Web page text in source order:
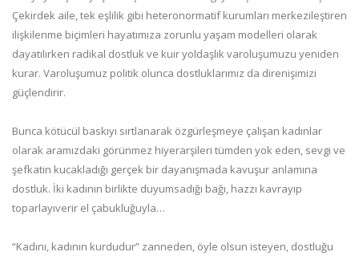
Çekirdek aile, tek eşlilik gibi heteronormatif kurumları merkezileştiren
ilişkilenme biçimleri hayatımıza zorunlu yaşam modelleri olarak
dayatılırken radikal dostluk ve kuir yoldaşlık varoluşumuzu yeniden
kurar. Varoluşumuz politik olunca dostluklarımız da direnişimizi
güçlendirir.
Bunca kötücül baskıyı sırtlanarak özgürleşmeye çalışan kadınlar
olarak aramızdaki görünmez hiyerarşileri tümden yok eden, sevgi ve
şefkatin kucakladığı gerçek bir dayanışmada kavuşur anlamına
dostluk. İki kadının birlikte duyumsadığı bağı, hazzı kavrayıp
toparlayıverir el çabukluğuyla…
“Kadını, kadının kurdudur” zanneden, öyle olsun isteyen, dostluğu